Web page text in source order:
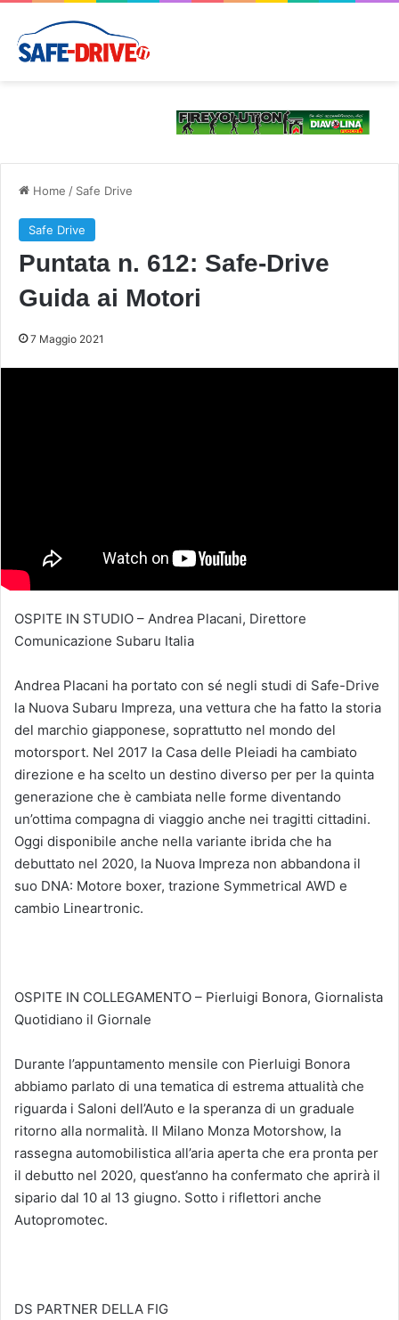
Home / Safe Drive
Safe Drive
Puntata n. 612: Safe-Drive
Guida ai Motori
7 Maggio 2021
OSPITE IN STUDIO – Andrea Placani, Direttore
Comunicazione Subaru Italia
Andrea Placani ha portato con sé negli studi di Safe-Drive
la Nuova Subaru Impreza, una vettura che ha fatto la storia
del marchio giapponese, soprattutto nel mondo del
motorsport. Nel 2017 la Casa delle Pleiadi ha cambiato
direzione e ha scelto un destino diverso per per la quinta
generazione che è cambiata nelle forme diventando
un’ottima compagna di viaggio anche nei tragitti cittadini.
Oggi disponibile anche nella variante ibrida che ha
debuttato nel 2020, la Nuova Impreza non abbandona il
suo DNA: Motore boxer, trazione Symmetrical AWD e
cambio Lineartronic.
OSPITE IN COLLEGAMENTO – Pierluigi Bonora, Giornalista
Quotidiano il Giornale
Durante l’appuntamento mensile con Pierluigi Bonora
abbiamo parlato di una tematica di estrema attualità che
riguarda i Saloni dell’Auto e la speranza di un graduale
ritorno alla normalità. Il Milano Monza Motorshow, la
rassegna automobilistica all’aria aperta che era pronta per
il debutto nel 2020, quest’anno ha confermato che aprirà il
sipario dal 10 al 13 giugno. Sotto i riflettori anche
Autopromotec.
DS PARTNER DELLA FIG